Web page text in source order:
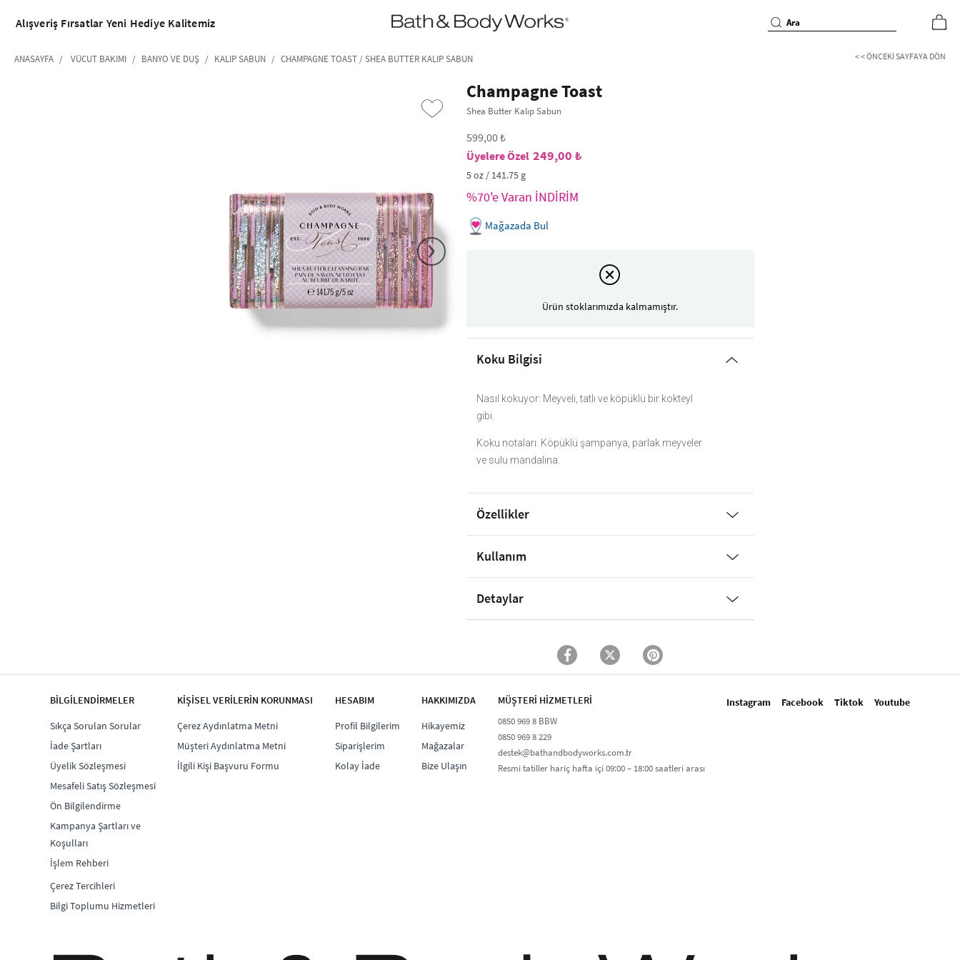
•2200₺ ve Üzeri Kargo Ücretsiz!•
*Promosyon Detayları
Alışveriş Fırsatlar Yeni Hediye Kalitemiz
ANASAYFA VÜCUT BAKIMI BANYO VE DUŞ KALIP SABUN CHAMPAGNE TOAST / SHEA BUTTER KALIP SABUN < < ÖNCEKI SAYFAYA DÖN
‹ ›
Champagne Toast
Shea Butter Kalıp Sabun
599,00 ₺
249,00 ₺
5 oz / 141.75 g
%70'e Varan İNDİRİM
Mağazada Bul
Ürün stoklarımızda kalmamıştır.
Koku Bilgisi
Nasıl kokuyor: Meyveli, tatlı ve köpüklü bir kokteyl
gibi.
Koku notaları: Köpüklü şampanya, parlak meyveler
ve sulu mandalina.
Özellikler
Kullanım
Detaylar
Instagram Facebook Tiktok Youtube
BİLGİLENDİRMELER
Sıkça Sorulan Sorular
İade Şartları
Üyelik Sözleşmesi
Mesafeli Satış Sözleşmesi
Ön Bilgilendirme
Kampanya Şartları ve
Koşulları
İşlem Rehberi
Çerez Tercihleri
Bilgi Toplumu Hizmetleri
KİŞİSEL VERİLERİN KORUNMASI
Çerez Aydınlatma Metni
Müşteri Aydınlatma Metni
İlgili Kişi Başvuru Formu
HESABIM
Profil Bilgilerim
Siparişlerim
Kolay İade
HAKKIMIZDA
Hikayemiz
Mağazalar
Bize Ulaşın
MÜŞTERİ HİZMETLERİ​
0850 969 8 BBW​
0850 969 8 229​​
destek@bathandbodyworks.com.tr
Resmi tatiller hariç hafta içi 09:00 – 18:00 saatleri arası​